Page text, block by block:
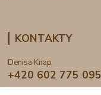
KONTAKTY
Denisa Knap
+420 602 775 095